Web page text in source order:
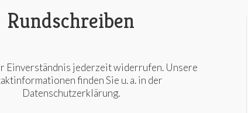
Rundschreiben
Einverständnis jederzeit widerrufen. Unsere
finden Sie u. a. in der
Datenschutzerklärung.